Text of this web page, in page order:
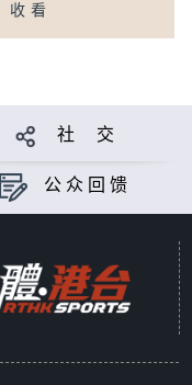
收看
社 交
公众回馈